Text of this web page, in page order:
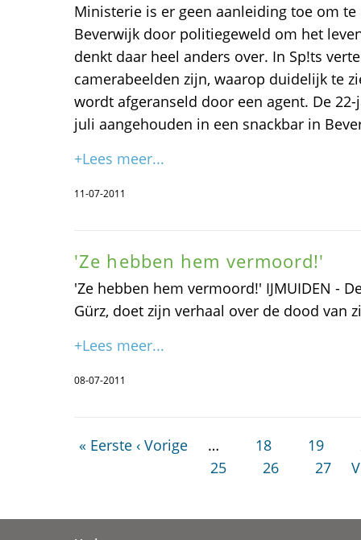
Ministerie is er geen aanleiding toe om
Beverwijk door politiegeweld om het
denkt daar heel anders over. In Sp!ts
camerabeelden zijn, waarop duidelijk te
wordt afgeranseld door een agent. De
juli aangehouden in een snackbar in
+Lees meer...
11-07-2011
'Ze hebben hem vermoord!'
'Ze hebben hem vermoord!' IJMUIDEN -
Gürz, doet zijn verhaal over de dood van
+Lees meer...
08-07-2011
« Eerste ‹ Vorige … 18 19
25
26 27